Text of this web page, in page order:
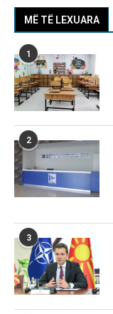
MË TË LEXUARA
1
2
3